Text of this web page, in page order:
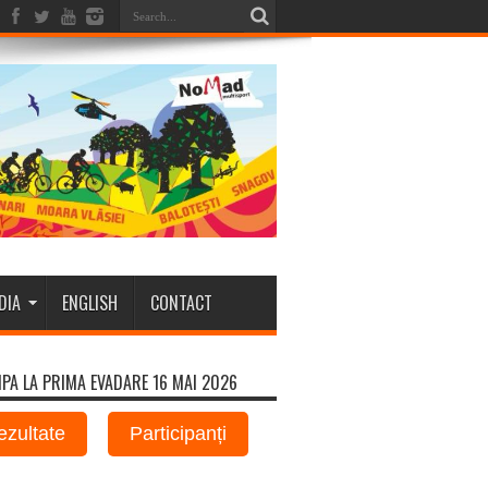
ENGLISH CONTACT
LA PRIMA EVADARE 16 MAI 2026
Participanți